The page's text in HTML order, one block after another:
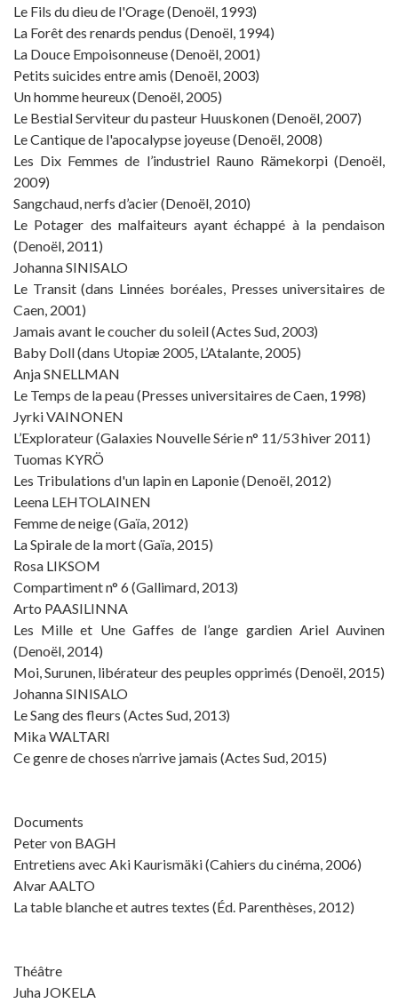
Le Fils du dieu de l'Orage (Denoël, 1993)
La Forêt des renards pendus (Denoël, 1994)
La Douce Empoisonneuse (Denoël, 2001)
Petits suicides entre amis (Denoël, 2003)
Un homme heureux (Denoël, 2005)
Le Bestial Serviteur du pasteur Huuskonen (Denoël, 2007)
Le Cantique de l'apocalypse joyeuse (Denoël, 2008)
Les Dix Femmes de l’industriel Rauno Rämekorpi (Denoël,
2009)
Sangchaud, nerfs d’acier (Denoël, 2010)
Le Potager des malfaiteurs ayant échappé à la pendaison
(Denoël, 2011)
Johanna SINISALO
Le Transit (dans Linnées boréales, Presses universitaires de
Caen, 2001)
Jamais avant le coucher du soleil (Actes Sud, 2003)
Baby Doll (dans Utopiæ 2005, L’Atalante, 2005)
Anja SNELLMAN
Le Temps de la peau (Presses universitaires de Caen, 1998)
Jyrki VAINONEN
L’Explorateur (Galaxies Nouvelle Série n° 11/53 hiver 2011)
Tuomas KYRÖ
Les Tribulations d'un lapin en Laponie (Denoël, 2012)
Leena LEHTOLAINEN
Femme de neige (Gaïa, 2012)
La Spirale de la mort (Gaïa, 2015)
Rosa LIKSOM
Compartiment n° 6 (Gallimard, 2013)
Arto PAASILINNA
Les Mille et Une Gaffes de l’ange gardien Ariel Auvinen
(Denoël, 2014)
Moi, Surunen, libérateur des peuples opprimés (Denoël, 2015)
Johanna SINISALO
Le Sang des fleurs (Actes Sud, 2013)
Mika WALTARI
Ce genre de choses n’arrive jamais (Actes Sud, 2015)
Documents
Peter von BAGH
Entretiens avec Aki Kaurismäki (Cahiers du cinéma, 2006)
Alvar AALTO
La table blanche et autres textes (Éd. Parenthèses, 2012)
Théâtre
Juha JOKELA